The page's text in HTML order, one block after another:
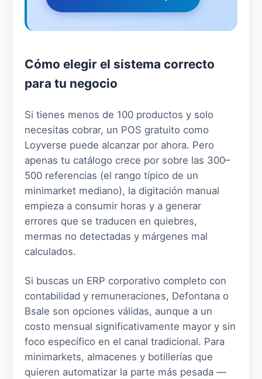
Cómo elegir el sistema correcto
para tu negocio
Si tienes menos de 100 productos y solo
necesitas cobrar, un POS gratuito como
Loyverse puede alcanzar por ahora. Pero
apenas tu catálogo crece por sobre las 300–
500 referencias (el rango típico de un
minimarket mediano), la digitación manual
empieza a consumir horas y a generar
errores que se traducen en quiebres,
mermas no detectadas y márgenes mal
calculados.
Si buscas un ERP corporativo completo con
contabilidad y remuneraciones, Defontana o
Bsale son opciones válidas, aunque a un
costo mensual significativamente mayor y sin
foco específico en el canal tradicional. Para
minimarkets, almacenes y botillerías que
quieren automatizar la parte más pesada —